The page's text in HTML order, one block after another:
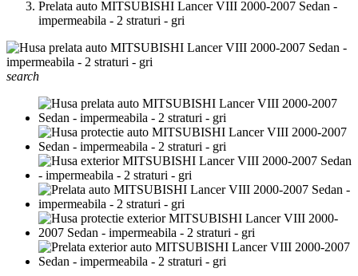
Prelata auto MITSUBISHI Lancer VIII 2000-2007 Sedan -
impermeabila - 2 straturi - gri
search